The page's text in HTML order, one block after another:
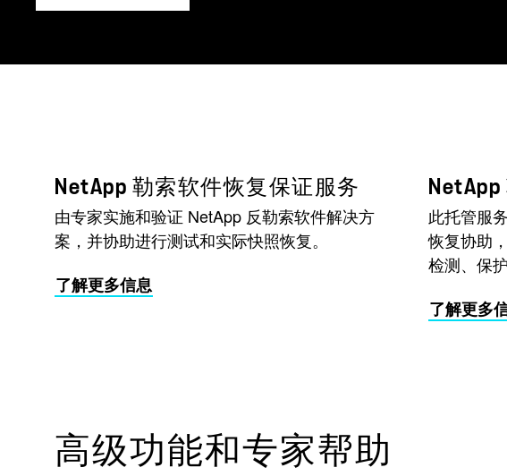
NetApp 勒索软件恢复保证服务
由专家实施和验证 NetApp 反勒索软件解决方
案，并协助进行测试和实际快照恢复。
了解更多信息
此托管服
恢复协助
检测、保
了解更多
高级功能和专家帮助